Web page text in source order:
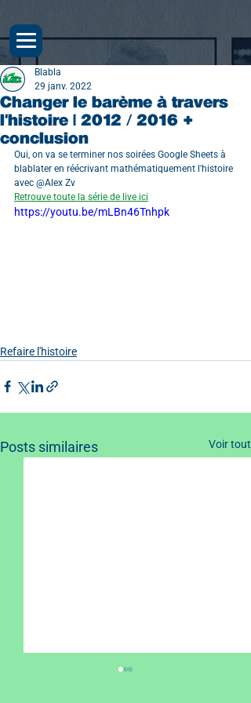
Changer le barème à travers
l'histoire | 2012 / 2016 +
conclusion
Blabla
29 janv. 2022
Oui, on va se terminer nos soirées Google Sheets à
blablater en réécrivant mathématiquement l'histoire
avec @Alex Zv
Retrouve toute la série de live ici
https://youtu.be/mLBn46Tnhpk
Refaire l'histoire
Posts similaires Voir tout